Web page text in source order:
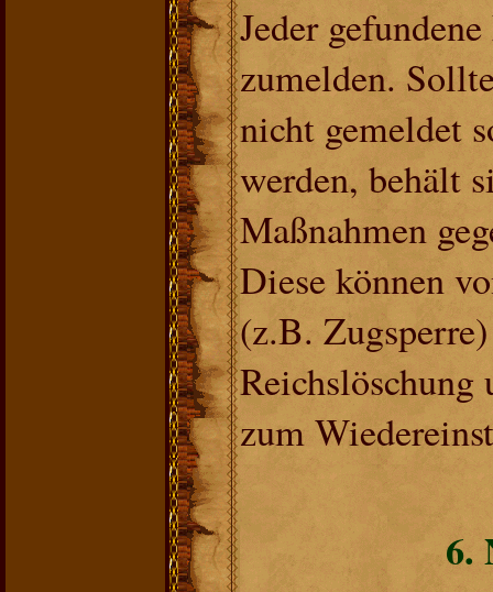
Jeder
zumelden.
nicht gemeldet
werden, behält
Maßnahmen
Diese können
(z.B.
Reichslöschung
zum
6.